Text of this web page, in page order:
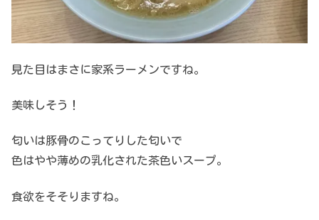
見た目はまさに家系ラーメンですね。
美味しそう！
匂いは豚骨のこってりした匂いで
色はやや薄めの乳化された茶色いスープ。
食欲をそそりますね。